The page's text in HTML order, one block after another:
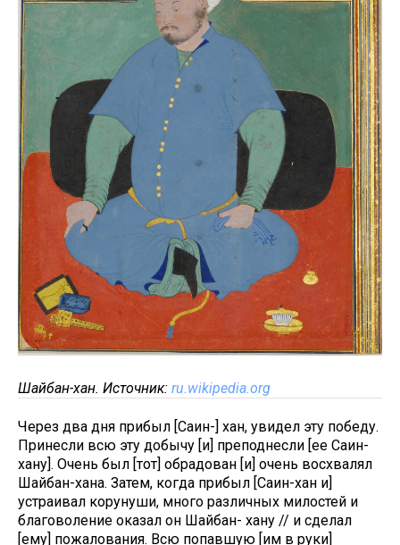
Шайбан-хан. Источник: ru.wikipedia.org
Через два дня прибыл [Саин-] хан, увидел эту победу.
Принесли всю эту добычу [и] преподнесли [ее Саин-
хану]. Очень был [тот] обрадован [и] очень восхвалял
Шайбан-хана. Затем, когда прибыл [Саин-хан и]
устраивал корунуши, много различных милостей и
благоволение оказал он Шайбан- хану // и сделал
[ему] пожалования. Всю попавшую [им в руки]